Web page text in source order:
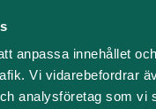
anpassa innehållet
Vi vidarebefordrar
analysföretag som
15
Solna strand